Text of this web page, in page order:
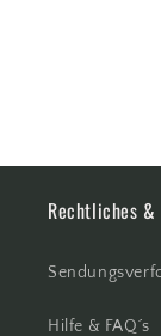
Rechtliches &
Hilfe & FAQ´s